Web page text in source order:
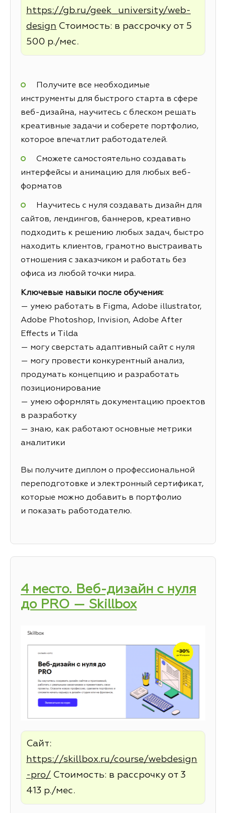
https://gb.ru/geek_university/web-
design Стоимость: в рассрочку от 5
500 р./мес.
Получите все необходимые
инструменты для быстрого старта в сфере
веб-дизайна, научитесь с блеском решать
креативные задачи и соберете портфолио,
которое впечатлит работодателей.
Сможете самостоятельно создавать
интерфейсы и анимацию для любых веб-
форматов
Научитесь с нуля создавать дизайн для
сайтов, лендингов, баннеров, креативно
подходить к решению любых задач, быстро
находить клиентов, грамотно выстраивать
отношения с заказчиком и работать без
офиса из любой точки мира.
Ключевые навыки после обучения:
— умею работать в Figma, Adobe illustrator,
Adobe Photoshop, Invision, Adobe After
Effects и Tilda
— могу сверстать адаптивный сайт с нуля
— могу провести конкурентный анализ,
продумать концепцию и разработать
позиционирование
— умею оформлять документацию проектов
в разработку
— знаю, как работают основные метрики
аналитики
Вы получите диплом о профессиональной
переподготовке и электронный сертификат,
которые можно добавить в портфолио
и показать работодателю.
4 место. Веб-дизайн с нуля
до PRO — Skillbox
Сайт:
https://skillbox.ru/course/webdesign
-pro/ Стоимость: в рассрочку от 3
413 р./мес.